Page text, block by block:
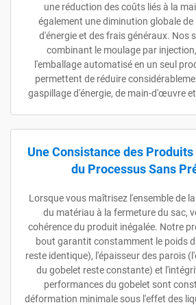
une réduction des coûts liés à la
également une diminution globale
d'énergie et des frais généraux. Nos
combinant le moulage par
l'emballage automatisé en un seul
permettent de réduire
gaspillage d'énergie, de main-d'œuvre
Une Consistance des
du Processus Sans
Lorsque vous maîtrisez l'ensemble de
du matériau à la fermeture du sac,
cohérence du produit inégalée. Notre
bout garantit constamment le poids
reste identique), l'épaisseur des parois
du gobelet reste constante) et
performances du gobelet sont
déformation minimale sous l'effet des